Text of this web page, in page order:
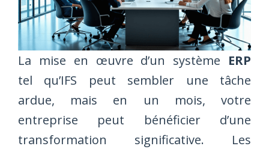
La mise en œuvre d’un système ERP
tel qu’IFS peut sembler une tâche
ardue, mais en un mois, votre
entreprise peut bénéficier d’une
transformation significative. Les